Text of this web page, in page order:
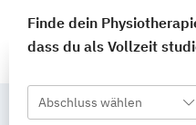
Finde dein
dass du als Vollzeit
Abschluss wählen